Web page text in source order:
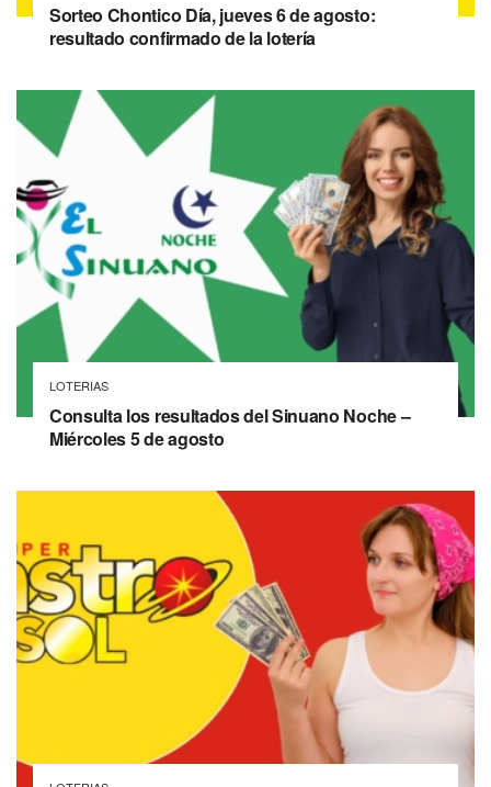
Sorteo Chontico Día, jueves 6 de agosto:
resultado confirmado de la lotería
LOTERIAS
Consulta los resultados del Sinuano Noche –
Miércoles 5 de agosto